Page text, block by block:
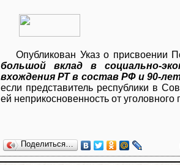
Опубликован Указ о присвоении
большой вклад в социально-
вхождения РТ в состав РФ и 90-
если представитель республики в
ей неприкосновенность от уголовного
Поделиться…